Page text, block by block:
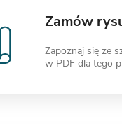
Zamów
Zapoznaj się ze
w PDF dla tego